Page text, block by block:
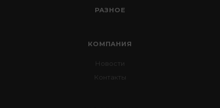
РАЗНОЕ
КОМПАНИЯ
Новости
Контакты